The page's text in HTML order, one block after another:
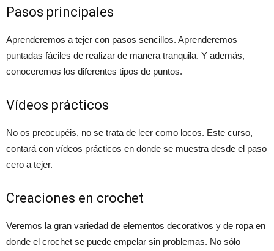
Pasos principales
Aprenderemos a tejer con pasos sencillos. Aprenderemos
puntadas fáciles de realizar de manera tranquila. Y además,
conoceremos los diferentes tipos de puntos.
Vídeos prácticos
No os preocupéis, no se trata de leer como locos. Este curso,
contará con vídeos prácticos en donde se muestra desde el paso
cero a tejer.
Creaciones en crochet
Veremos la gran variedad de elementos decorativos y de ropa en
donde el crochet se puede empelar sin problemas. No sólo